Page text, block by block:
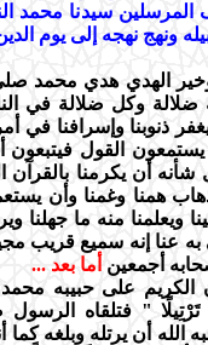
المرسلين سيدنا محمد
ونهج نهجه إلى يوم
الهدي هدي محمد
وكل ضلالة في
ذنوبنا وإسرافنا في
يستمعون القول فيتبعون
أن يكرمنا بالقرآن
همنا وغمنا وأن
منه ما جهلنا
به عنا إنه سميع قريب
أجمعين أما بعد ...
الكريم على حبيبه
" فتلقاه
الله أن يرتله وبلغه